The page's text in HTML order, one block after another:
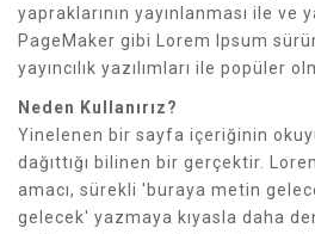
yapraklarının yayınlanması ile ve
PageMaker gibi Lorem Ipsum
yayıncılık yazılımları ile popüler
Neden Kullanırız?
Yinelenen bir sayfa içeriğinin
dağıttığı bilinen bir gerçektir.
amacı, sürekli 'buraya metin
gelecek' yazmaya kıyasla daha